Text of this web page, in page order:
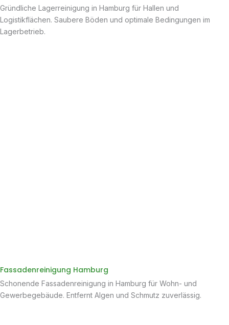
Gründliche Lagerreinigung in Hamburg für Hallen und
Logistikflächen. Saubere Böden und optimale Bedingungen im
Lagerbetrieb.
Fassadenreinigung Hamburg
Schonende Fassadenreinigung in Hamburg für Wohn- und
Gewerbegebäude. Entfernt Algen und Schmutz zuverlässig.